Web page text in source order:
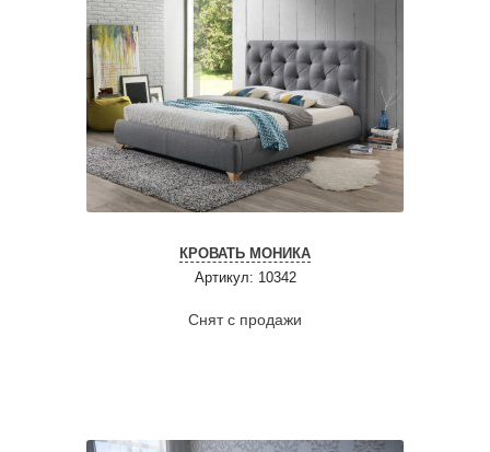
КРОВАТЬ МОНИКА
Артикул: 10342
Снят с продажи